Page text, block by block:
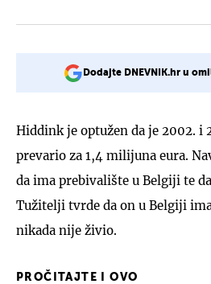
Dodajte DNEVNIK.hr u
Hiddink je optužen da je 2002. i
prevario za 1,4 milijuna eura.
da ima prebivalište u Belgiji te
Tužitelji tvrde da on u Belgiji
nikada nije živio.
PROČITAJTE I OVO